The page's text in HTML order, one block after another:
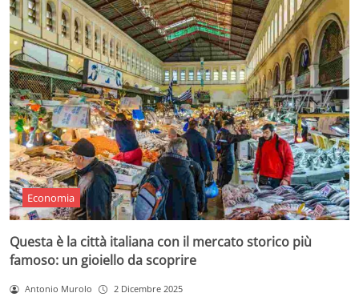
Economia
Questa è la città italiana con il mercato storico più
famoso: un gioiello da scoprire
Antonio Murolo 2 Dicembre 2025